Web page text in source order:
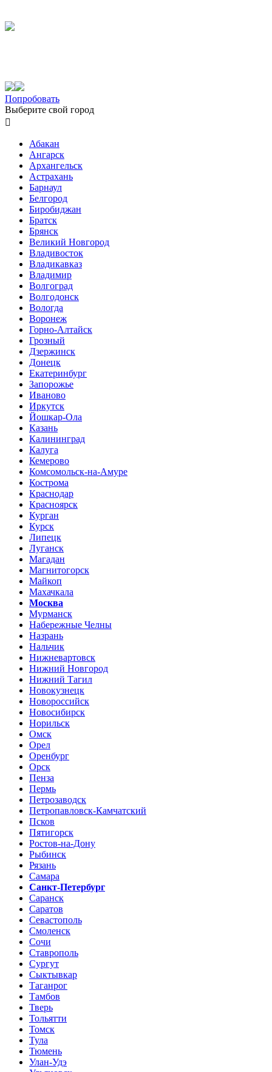
Попробовать
Выберите свой город

Абакан
Ангарск
Архангельск
Астрахань
Барнаул
Белгород
Биробиджан
Братск
Брянск
Великий Новгород
Владивосток
Владикавказ
Владимир
Волгоград
Волгодонск
Вологда
Воронеж
Горно-Алтайск
Грозный
Дзержинск
Донецк
Екатеринбург
Запорожье
Иваново
Иркутск
Йошкар-Ола
Казань
Калининград
Калуга
Кемерово
Комсомольск-на-Амуре
Кострома
Краснодар
Красноярск
Курган
Курск
Липецк
Луганск
Магадан
Магнитогорск
Майкоп
Махачкала
Москва
Мурманск
Набережные Челны
Назрань
Нальчик
Нижневартовск
Нижний Новгород
Нижний Тагил
Новокузнецк
Новороссийск
Новосибирск
Норильск
Омск
Орел
Оренбург
Орск
Пенза
Пермь
Петрозаводск
Петропавловск-Камчатский
Псков
Пятигорск
Ростов-на-Дону
Рыбинск
Рязань
Самара
Санкт-Петербург
Саранск
Саратов
Севастополь
Смоленск
Сочи
Ставрополь
Сургут
Сыктывкар
Таганрог
Тамбов
Тверь
Тольятти
Томск
Тула
Тюмень
Улан-Удэ